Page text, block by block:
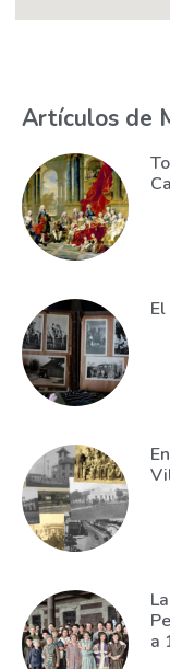
Artículos de
a